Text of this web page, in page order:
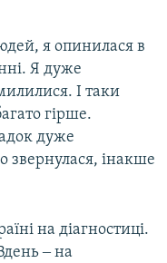
я опинилася в
Я дуже
І таки
гірше.
дуже
звернулася, інакше
на діагностиці.
‒ на